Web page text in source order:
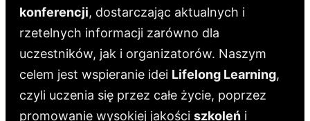
konferencji, dostarczając aktualnych i
rzetelnych informacji zarówno dla
uczestników, jak i organizatorów. Naszym
celem jest wspieranie idei Lifelong Learning,
czyli uczenia się przez całe życie, poprzez
promowanie wysokiej jakości szkoleń i